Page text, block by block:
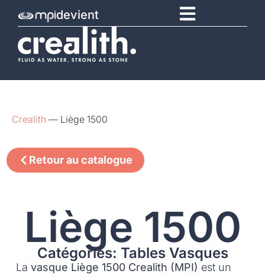
devient
Crealith — Liège 1500
Retour au catalogue
Liège 1500
Catégories: Tables Vasques
La vasque Liège 1500 Crealith (MPI) est un